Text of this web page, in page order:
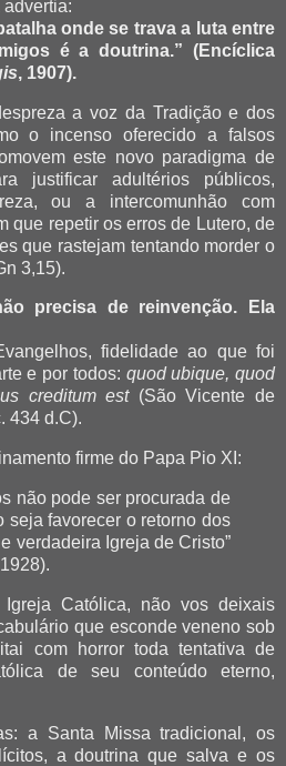
onde se trava a luta entre
é a doutrina.” (Encíclica
, 1907).
a voz da Tradição e dos
o incenso oferecido a falsos
este novo paradigma de
justificar adultérios públicos,
ou a intercomunhão com
que repetir os erros de Lutero, de
que rastejam tentando morder o
3,15).
precisa de reinvenção. Ela
fidelidade ao que foi
e por todos: quod ubique, quod
creditum est(São Vicente de
434 d.C).
firme do Papa Pio XI:
não pode ser procurada de
seja favorecer o retorno dos
verdadeira Igreja de Cristo”
Católica, não vos deixais
que esconde veneno sob
com horror toda tentativa de
de seu conteúdo eterno,
a Santa Missa tradicional, os
a doutrina que salva e os